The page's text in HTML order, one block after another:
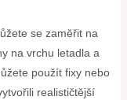
se zaměřit na
na vrchu letadla a
použít fixy nebo
realističtější